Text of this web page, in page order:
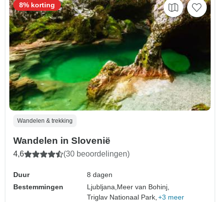
Wandelen & trekking
Wandelen in Slovenië
4,6 (30 beoordelingen)
Duur
8 dagen
Bestemmingen
Ljubljana,Meer van Bohinj,
Triglav Nationaal Park, +3 meer
8% korting